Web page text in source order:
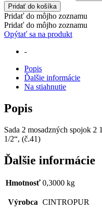
Pridať do košíka
Pridať do môjho zoznamu
Pridať do môjho zoznamu
Opýtať sa na produkt
-
Popis
Ďalšie informácie
Na stiahnutie
Popis
Sada 2 mosadzných spojok
1/2“, (č.41)
Ďalšie informácie
Hmotnosť 0,3000 kg
Výrobca CINTROPUR